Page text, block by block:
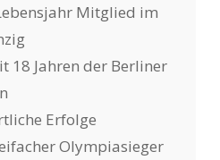
Mitglied im
18 Jahren der Berliner
Erfolge
Olympiasieger